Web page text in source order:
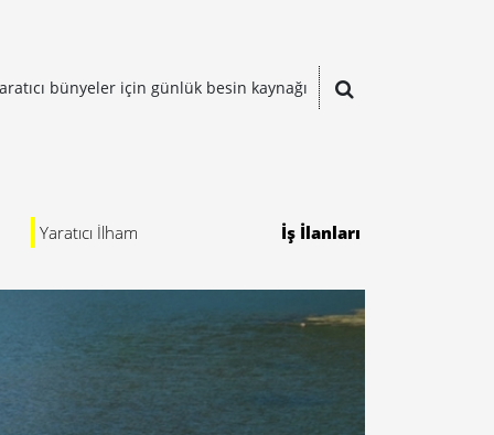
bünyeler için günlük besin kaynağı
Yaratıcı İlham İş İlanları